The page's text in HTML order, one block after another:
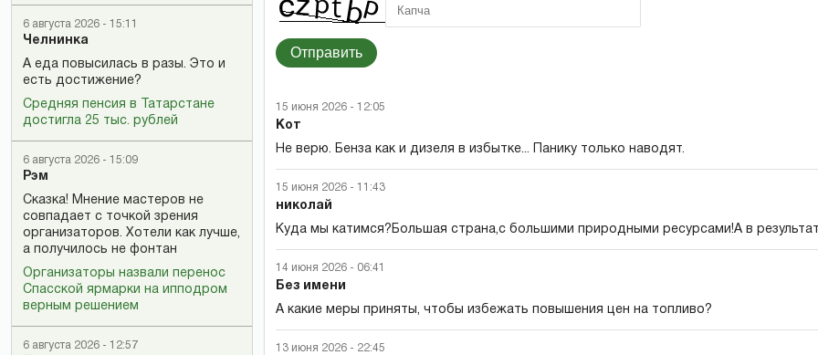
6 августа 2026 - 15:11
Челнинка
А еда повысилась в разы. Это и
есть достижение?
Средняя пенсия в Татарстане
достигла 25 тыс. рублей
6 августа 2026 - 15:09
Рэм
Сказка! Мнение мастеров не
совпадает с точкой зрения
организаторов. Хотели как лучше,
а получилось не фонтан
Организаторы назвали перенос
Спасской ярмарки на ипподром
верным решением
6 августа 2026 - 12:57
Отправить
15 июня 2026 - 12:05
Кот
Не верю. Бенза как и дизеля в избытке... Панику только наводят.
15 июня 2026 - 11:43
николай
Куда мы катимся?Большая страна,с большими природными ресурсами!А в
14 июня 2026 - 06:41
Без имени
А какие меры приняты, чтобы избежать повышения цен на топливо?
13 июня 2026 - 22:45